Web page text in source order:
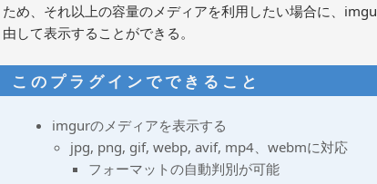
ため、それ以上の容量のメディアを利用したい場合に、
由して表示することができる。
imgurのメディアを表示する
jpg, png, gif, webp, avif, mp4、webmに対応
フォーマットの自動判別が可能